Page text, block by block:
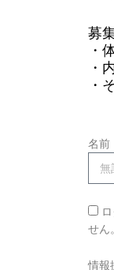
募
・
・
・
名前
せん。
情報